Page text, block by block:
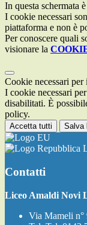
In questa schermata
I cookie necessari
piattaforma e non è
Per conoscere quali
visionare la
Cookie necessari
I cookie necessari
disabilitati. È
policy.
Accetta tutti Salva
Contatti
Liceo Amaldi Novi
Via Mameli